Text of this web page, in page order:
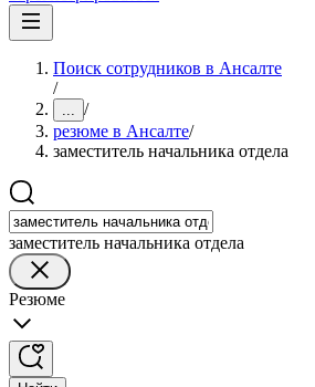
Поиск сотрудников в Ансалте
/
... /
резюме в Ансалте/
заместитель начальника отдела
заместитель начальника отдела
Резюме